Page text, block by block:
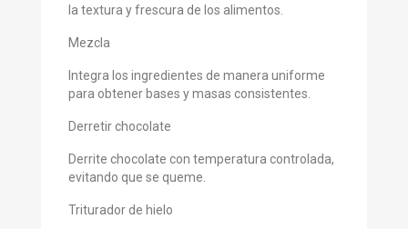
la textura y frescura de los alimentos.
Mezcla
Integra los ingredientes de manera uniforme
para obtener bases y masas consistentes.
Derretir chocolate
Derrite chocolate con temperatura controlada,
evitando que se queme.
Triturador de hielo